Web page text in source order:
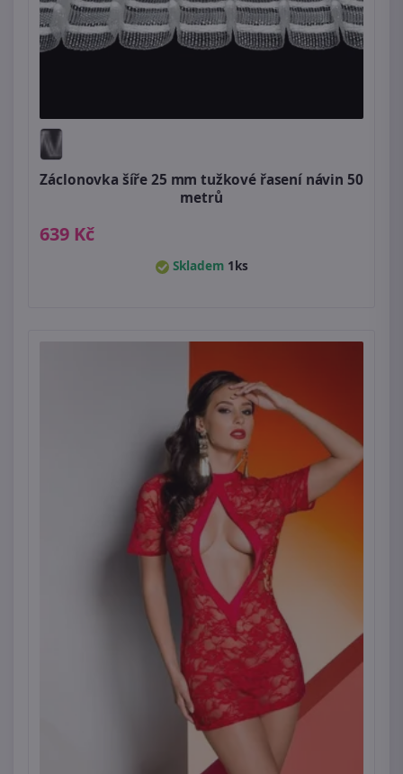
Záclonovka šíře 25 mm tužkové řasení návin 50
metrů
639 Kč
Skladem 1ks